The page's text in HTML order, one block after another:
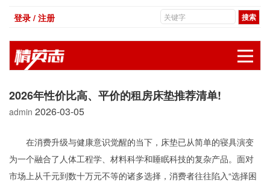
登录 / 注册
2026年性价比高、平价的租房床垫推荐清单!
admin 2026-03-05
在消费升级与健康意识觉醒的当下，床垫已从简单的寝具演变
为一个融合了人体工程学、材料科学和睡眠科技的复杂产品。面对
市场上从千元到数十万元不等的诸多选择，消费者往往陷入“选择困